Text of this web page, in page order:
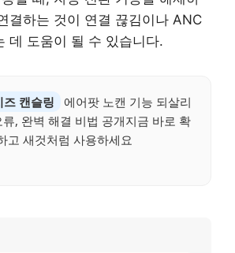
결하는 것이 연결 끊김이나 ANC
데 도움이 될 수 있습니다.
캔슬링
에어팟 노캔 기능 되살리
, 완벽 해결 비법 공개지금 바로 확
고 새것처럼 사용하세요